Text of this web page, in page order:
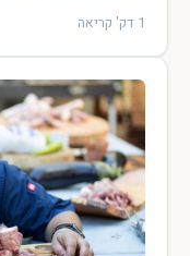
1 דק' קריאה